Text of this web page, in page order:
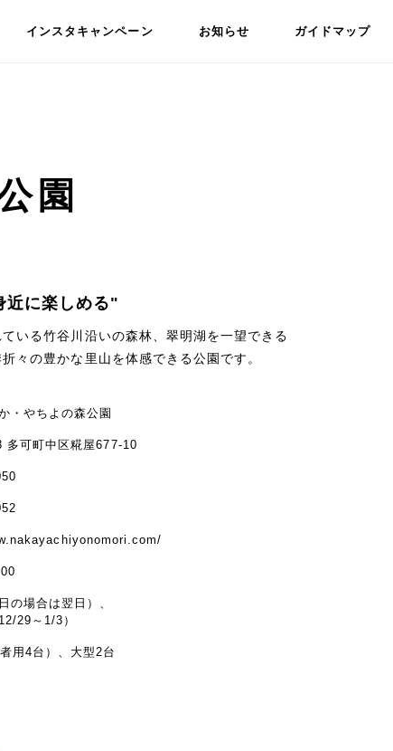
インスタキャンペーン お知らせ ガイドマップ
園
近に楽しめる"
いる竹谷川沿いの森林、翠明湖を一望できる
々の豊かな里山を体感できる公園です。
・やちよの森公園
多可町中区糀屋677-10
の場合は翌日）、
29～1/3）
用4台）、大型2台